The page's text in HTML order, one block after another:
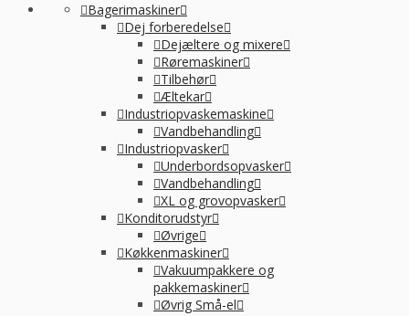
Bagerimaskiner
Dej forberedelse
Dejæltere og mixere
Røremaskiner
Tilbehør
Æltekar
Industriopvaskemaskine
Vandbehandling
Industriopvasker
Underbordsopvasker
Vandbehandling
XL og grovopvasker
Konditorudstyr
Øvrige
Køkkenmaskiner
Vakuumpakkere og
pakkemaskiner
Øvrig Små-el